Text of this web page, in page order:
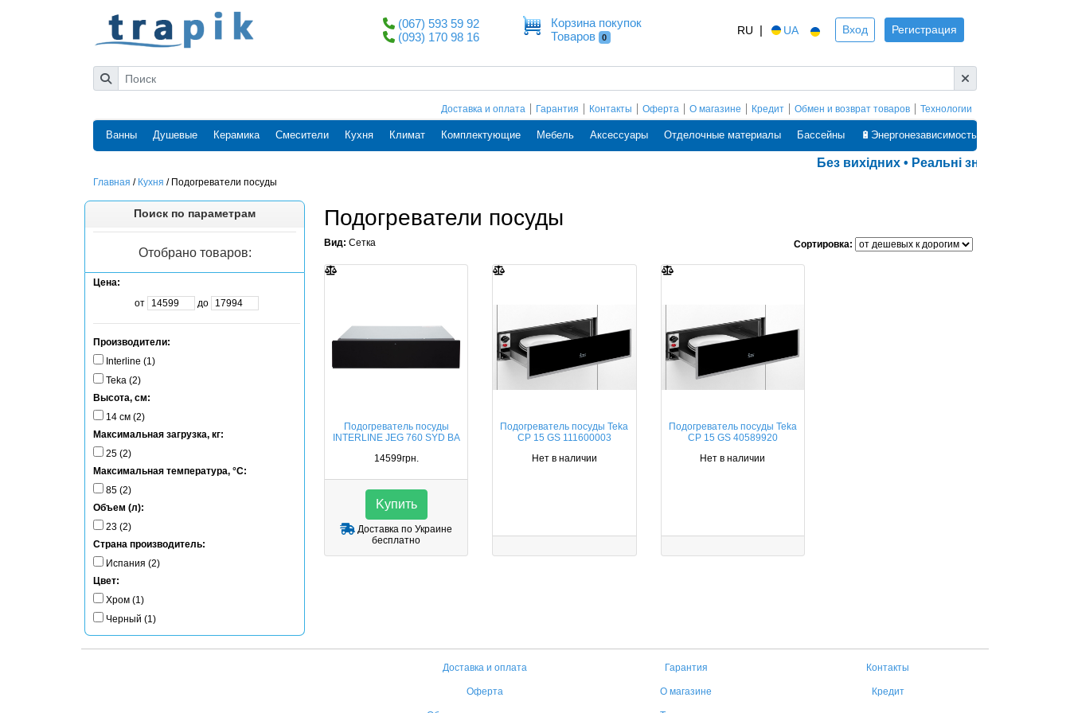
(067) 593 59 92
(093) 170 98 16
Корзина покупок
Товаров
0
RU | UA Вход Регистрация
Доставка и оплата Гарантия Контакты Оферта О магазине Кредит Обмен и возврат товаров Технологии
Ванны Душевые Керамика Смесители Кухня Климат Комплектующие Мебель Аксессуары Отделочные материалы Бассейны 🔋Энергонезависимость
Без вихідних • Реальні знижки •
Главная / Кухня / Подогреватели посуды
Поиск по параметрам
Отобрано товаров:
Цена:
от
до
Производители:
Interline (1)
Teka (2)
Высота, см:
14 см (2)
Максимальная загрузка, кг:
25 (2)
Максимальная температура, °C:
85 (2)
Объем (л):
23 (2)
Страна производитель:
Испания (2)
Цвет:
Хром (1)
Черный (1)
Подогреватели посуды
Вид: Сетка Сортировка:
Подогреватель посуды
INTERLINE JEG 760 SYD BA
14599грн.
Kупить
Доставка по Украине
бесплатно
Подогреватель посуды Teka
CP 15 GS 111600003
Нет в наличии
Подогреватель посуды Teka
CP 15 GS 40589920
Нет в наличии
Доставка и оплата Гарантия Контакты
Оферта О магазине Кредит